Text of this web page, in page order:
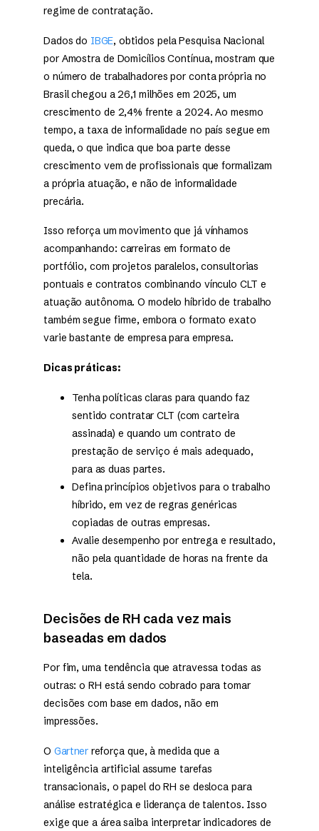
regime de contratação.
Dados do IBGE, obtidos pela Pesquisa Nacional
por Amostra de Domicílios Contínua, mostram que
o número de trabalhadores por conta própria no
Brasil chegou a 26,1 milhões em 2025, um
crescimento de 2,4% frente a 2024. Ao mesmo
tempo, a taxa de informalidade no país segue em
queda, o que indica que boa parte desse
crescimento vem de profissionais que formalizam
a própria atuação, e não de informalidade
precária.
Isso reforça um movimento que já vínhamos
acompanhando: carreiras em formato de
portfólio, com projetos paralelos, consultorias
pontuais e contratos combinando vínculo CLT e
atuação autônoma. O modelo híbrido de trabalho
também segue firme, embora o formato exato
varie bastante de empresa para empresa.
Dicas práticas:
Tenha políticas claras para quando faz
sentido contratar CLT (com carteira
assinada) e quando um contrato de
prestação de serviço é mais adequado,
para as duas partes.
Defina princípios objetivos para o trabalho
híbrido, em vez de regras genéricas
copiadas de outras empresas.
Avalie desempenho por entrega e resultado,
não pela quantidade de horas na frente da
tela.
Decisões de RH cada vez mais
baseadas em dados
Por fim, uma tendência que atravessa todas as
outras: o RH está sendo cobrado para tomar
decisões com base em dados, não em
impressões.
O Gartnerreforça que, à medida que a
inteligência artificial assume tarefas
transacionais, o papel do RH se desloca para
análise estratégica e liderança de talentos. Isso
exige que a área saiba interpretar indicadores de